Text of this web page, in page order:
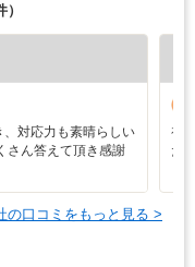
）
、対応力も素晴らしい
さん答えて頂き感謝
初
た
の口コミをもっと見る >